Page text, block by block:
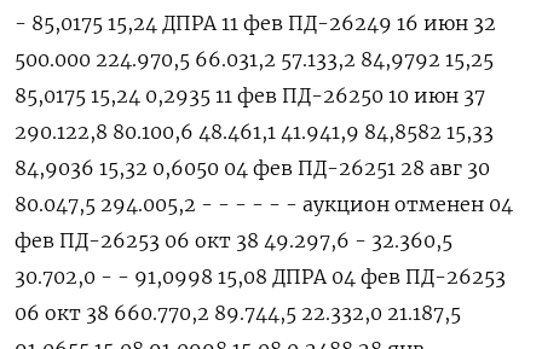
- 85,0175 15,24 ДПРА 11 фев ПД-26249 16 июн 32
500.000 224.970,5 66.031,2 57.133,2 84,9792 15,25
85,0175 15,24 0,2935 11 фев ПД-26250 10 июн 37
290.122,8 80.100,6 48.461,1 41.941,9 84,8582 15,33
84,9036 15,32 0,6050 04 фев ПД-26251 28 авг 30
80.047,5 294.005,2 - - - - - - аукцион отменен 04
‌фев ПД-26253 06 окт 38 49.297,6 - 32.360,5
30.702,0 - - 91,0998 15,08 ДПРА 04 фев ПД-26253
06 окт 38 660.770,2 89.744,5 22.332,0 21.187,5